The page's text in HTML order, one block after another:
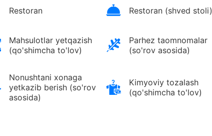
Restoran Restoran (shved stoli)
Mahsulotlar yetqazish
(qo'shimcha to'lov)
Parhez taomnomalar
(so'rov asosida)
Nonushtani xonaga
yetkazib berish (so'rov
asosida)
Kimyoviy tozalash
(qo'shimcha to'lov)